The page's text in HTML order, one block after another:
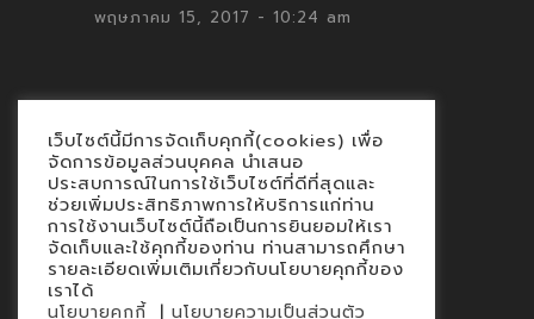
พฤษภาคม 15, 2017 - 10:24 am
Contact
นโยบายคุกกี้
นโยบายข้อมูลส่วนบุคคล
เว็บไซต์นี้มีการจัดเก็บคุกกี้(cookies) เพื่อ
จัดการข้อมูลส่วนบุคคล นำเสนอ
ประสบการณ์ในการใช้เว็บไซต์ที่ดีที่สุดและ
ช่วยเพิ่มประสิทธิภาพการให้บริการแก่ท่าน
การใช้งานเว็บไซต์นี้ถือเป็นการยินยอมให้เรา
จัดเก็บและใช้คุกกี้ของท่าน ท่านสามารถศึกษา
รายละเอียดเพิ่มเติมเกี่ยวกับนโยบายคุกกี้ของ
เราได้
นโยบายคุกกี้ | นโยบายความเป็นส่วนตัว